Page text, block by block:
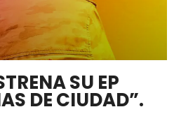
SU EP
DE CIUDAD”.